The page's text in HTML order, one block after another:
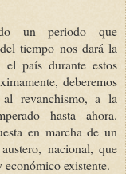
un periodo que
tiempo nos dará la
país durante estos
deberemos
revanchismo, a la
hasta ahora.
en marcha de un
nacional, que
existente.